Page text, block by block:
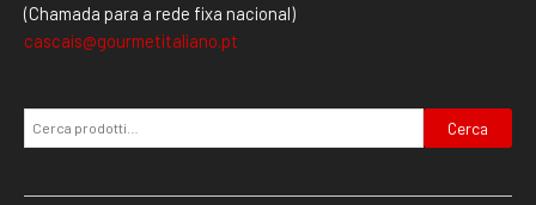
(Chamada para a rede fixa nacional)
cascais@gourmetitaliano.pt
Cerca